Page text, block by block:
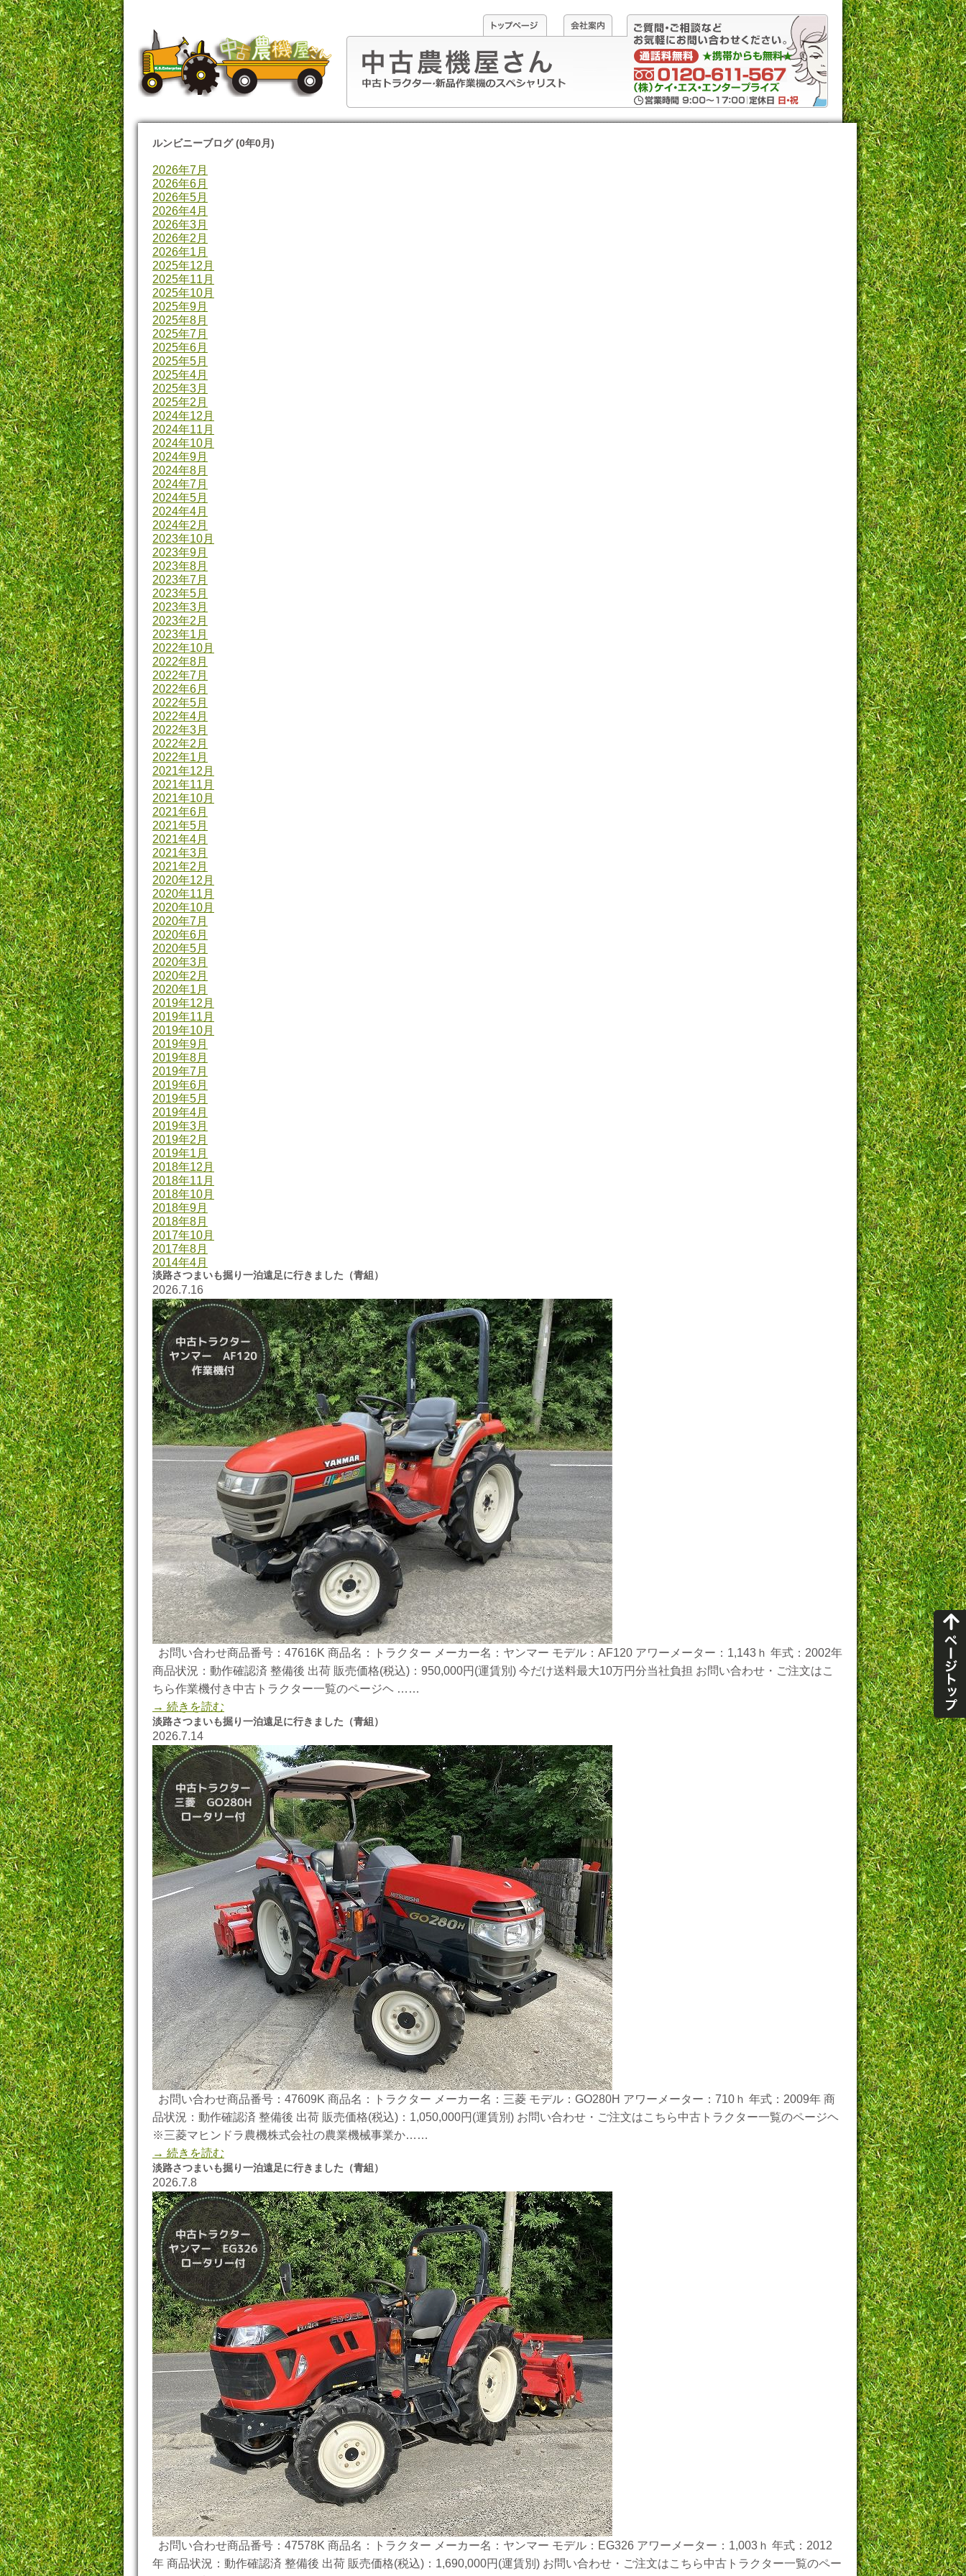
ルンビニーブログ (0年0月)
2026年7月
2026年6月
2026年5月
2026年4月
2026年3月
2026年2月
2026年1月
2025年12月
2025年11月
2025年10月
2025年9月
2025年8月
2025年7月
2025年6月
2025年5月
2025年4月
2025年3月
2025年2月
2024年12月
2024年11月
2024年10月
2024年9月
2024年8月
2024年7月
2024年5月
2024年4月
2024年2月
2023年10月
2023年9月
2023年8月
2023年7月
2023年5月
2023年3月
2023年2月
2023年1月
2022年10月
2022年8月
2022年7月
2022年6月
2022年5月
2022年4月
2022年3月
2022年2月
2022年1月
2021年12月
2021年11月
2021年10月
2021年6月
2021年5月
2021年4月
2021年3月
2021年2月
2020年12月
2020年11月
2020年10月
2020年7月
2020年6月
2020年5月
2020年3月
2020年2月
2020年1月
2019年12月
2019年11月
2019年10月
2019年9月
2019年8月
2019年7月
2019年6月
2019年5月
2019年4月
2019年3月
2019年2月
2019年1月
2018年12月
2018年11月
2018年10月
2018年9月
2018年8月
2017年10月
2017年8月
2014年4月
淡路さつまいも掘り一泊遠足に行きました（青組）
2026.7.16
お問い合わせ商品番号：47616K 商品名：トラクター メーカー名：ヤンマー モデル：AF120 アワーメーター：1,143ｈ 年式：2002年
商品状況：動作確認済 整備後 出荷 販売価格(税込)：950,000円(運賃別) 今だけ送料最大10万円分当社負担 お問い合わせ・ご注文はこ
ちら作業機付き中古トラクター一覧のページヘ ……
→ 続きを読む
淡路さつまいも掘り一泊遠足に行きました（青組）
2026.7.14
お問い合わせ商品番号：47609K 商品名：トラクター メーカー名：三菱 モデル：GO280H アワーメーター：710ｈ 年式：2009年 商
品状況：動作確認済 整備後 出荷 販売価格(税込)：1,050,000円(運賃別) お問い合わせ・ご注文はこちら中古トラクター一覧のページヘ
※三菱マヒンドラ農機株式会社の農業機械事業か……
→ 続きを読む
淡路さつまいも掘り一泊遠足に行きました（青組）
2026.7.8
お問い合わせ商品番号：47578K 商品名：トラクター メーカー名：ヤンマー モデル：EG326 アワーメーター：1,003ｈ 年式：2012
年 商品状況：動作確認済 整備後 出荷 販売価格(税込)：1,690,000円(運賃別) お問い合わせ・ご注文はこちら中古トラクター一覧のペー